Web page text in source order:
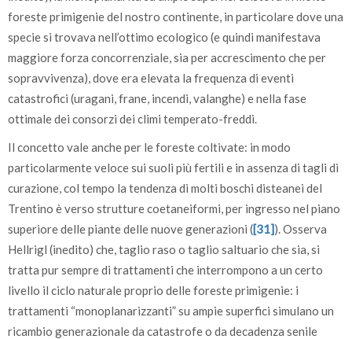
foreste primigenie del nostro continente, in particolare dove una
specie si trovava nell’ottimo ecologico (e quindi manifestava
maggiore forza concorrenziale, sia per accrescimento che per
sopravvivenza), dove era elevata la frequenza di eventi
catastrofici (uragani, frane, incendi, valanghe) e nella fase
ottimale dei consorzi dei climi temperato-freddi.
Il concetto vale anche per le foreste coltivate: in modo
particolarmente veloce sui suoli più fertili e in assenza di tagli di
curazione, col tempo la tendenza di molti boschi disteanei del
Trentino è verso strutture coetaneiformi, per ingresso nel piano
superiore delle piante delle nuove generazioni ([31]). Osserva
Hellrigl (inedito) che, taglio raso o taglio saltuario che sia, si
tratta pur sempre di trattamenti che interrompono a un certo
livello il ciclo naturale proprio delle foreste primigenie: i
trattamenti “monoplanarizzanti” su ampie superfici simulano un
ricambio generazionale da catastrofe o da decadenza senile